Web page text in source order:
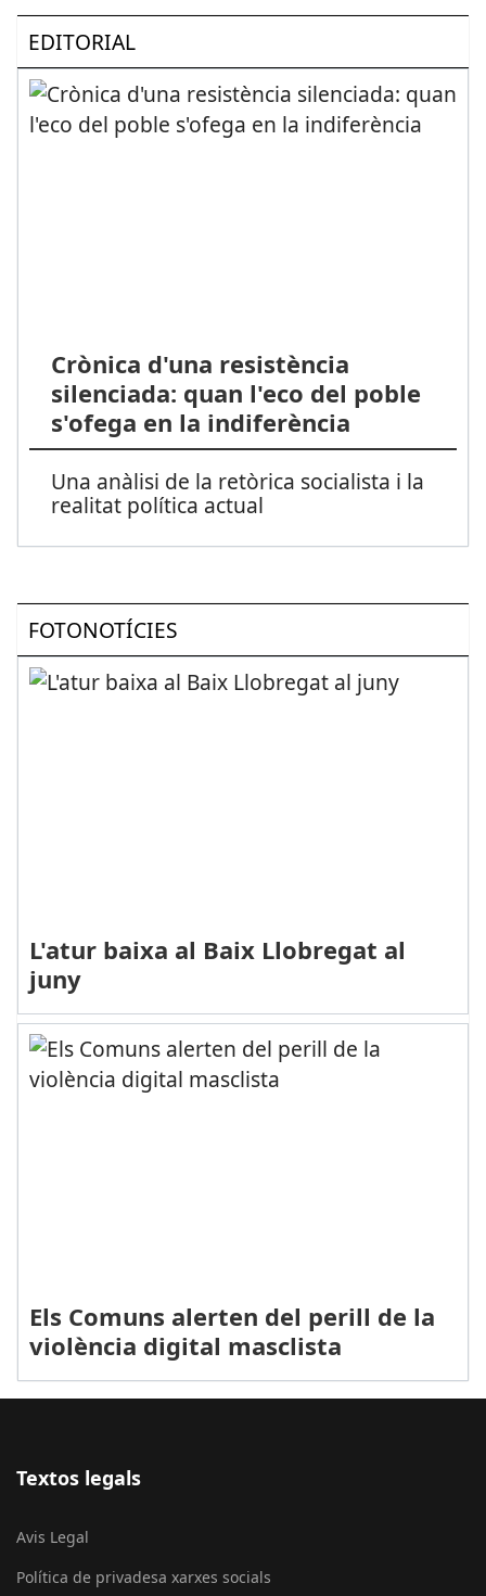
EDITORIAL
Crònica d'una resistència
silenciada: quan l'eco del poble
s'ofega en la indiferència
Una anàlisi de la retòrica socialista i la
realitat política actual
FOTONOTÍCIES
L'atur baixa al Baix Llobregat al
juny
Els Comuns alerten del perill de la
violència digital masclista
Textos legals
Avis Legal
Política de privadesa xarxes socials